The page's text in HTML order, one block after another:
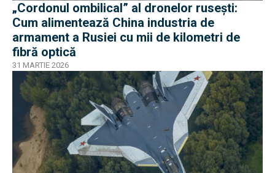
„Cordonul ombilical” al dronelor rusești:
Cum alimentează China industria de
armament a Rusiei cu mii de kilometri de
fibră optică
31 MARTIE 2026